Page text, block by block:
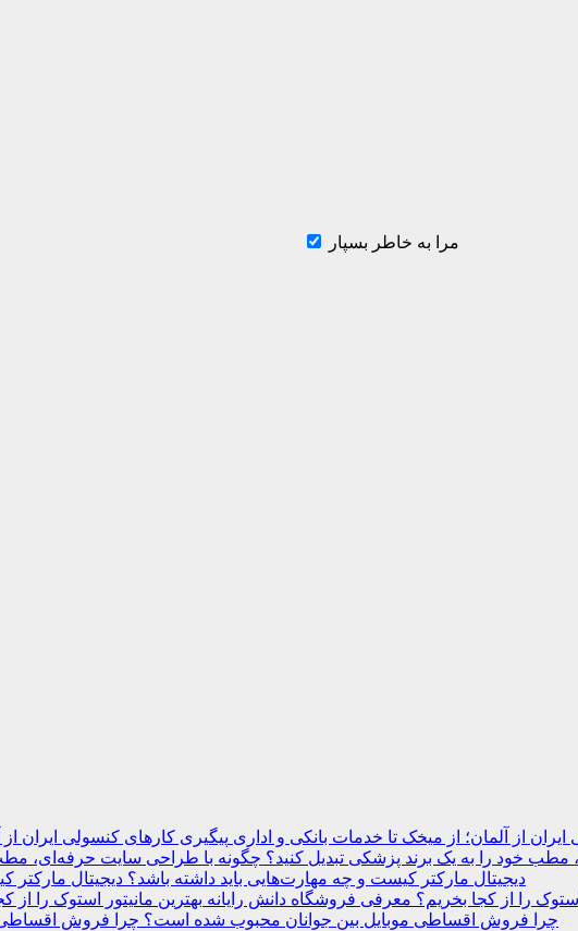
مرا به خاطر بسپار
از آلمان؛ از میخک تا خدمات بانکی و اداری
خود را به یک برند پزشکی تبدیل کنید؟
دیجیتال مارکتر کیست و چه مهارت‌هایی باید داشته باشد؟
استوک را از کجا بخریم؟ معرفی فروشگاه دانش رایانه
چرا فروش اقساطی موبایل بین جوانان محبوب شده است؟